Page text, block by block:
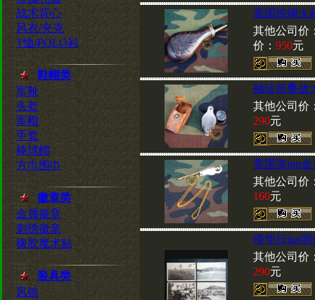
战术背心
风衣/夹克
T恤/POLO衫
鞋帽类
军靴
头盔
军帽
手套
棒球帽
方巾围巾
徽章类
金属徽章
刺绣徽章
橡胶魔术贴
装具类
风镜
美国纯铜火
其他公司价
价： 950元
袖珍折叠放
其他公司价
290元
美国海jun金
其他公司价
160元
侵华日jun明
其他公司价
290元